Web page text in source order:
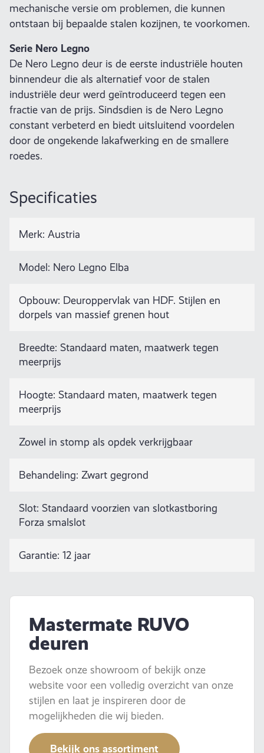
mechanische versie om problemen, die kunnen
ontstaan bij bepaalde stalen kozijnen, te voorkomen.
Serie Nero Legno
De Nero Legno deur is de eerste industriële houten
binnendeur die als alternatief voor de stalen
industriële deur werd geïntroduceerd tegen een
fractie van de prijs. Sindsdien is de Nero Legno
constant verbeterd en biedt uitsluitend voordelen
door de ongekende lakafwerking en de smallere
roedes.
Specificaties
Merk: Austria
Model: Nero Legno Elba
Opbouw: Deuroppervlak van HDF. Stijlen en
dorpels van massief grenen hout
Breedte: Standaard maten, maatwerk tegen
meerprijs
Hoogte: Standaard maten, maatwerk tegen
meerprijs
Zowel in stomp als opdek verkrijgbaar
Behandeling: Zwart gegrond
Slot: Standaard voorzien van slotkastboring
Forza smalslot
Garantie: 12 jaar
Mastermate RUVO
deuren
Bezoek onze showroom of bekijk onze
website voor een volledig overzicht van onze
stijlen en laat je inspireren door de
mogelijkheden die wij bieden.
Bekijk ons assortiment